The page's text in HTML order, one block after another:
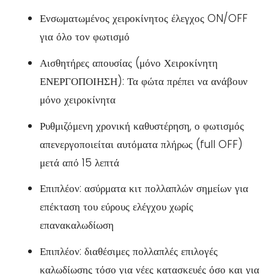
Ενσωματωμένος χειροκίνητος έλεγχος ON/OFF
για όλο τον φωτισμό
Αισθητήρες απουσίας (μόνο Χειροκίνητη
ΕΝΕΡΓΟΠΟΙΗΣΗ): Τα φώτα πρέπει να ανάβουν
μόνο χειροκίνητα
Ρυθμιζόμενη χρονική καθυστέρηση, ο φωτισμός
απενεργοποιείται αυτόματα πλήρως (full OFF)
μετά από 15 λεπτά
Επιπλέον: ασύρματα κιτ πολλαπλών σημείων για
επέκταση του εύρους ελέγχου χωρίς
επανακαλωδίωση
Επιπλέον: διαθέσιμες πολλαπλές επιλογές
καλωδίωσης τόσο για νέες κατασκευές όσο και για